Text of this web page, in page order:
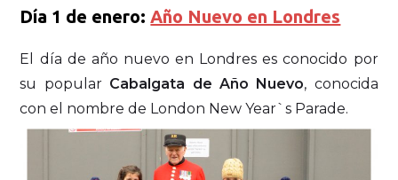
Día 1 de enero:Año Nuevo en Londres
El día de año nuevo en Londres es conocido por
su popular Cabalgata de Año Nuevo, conocida
con el nombre de London New Year`s Parade.